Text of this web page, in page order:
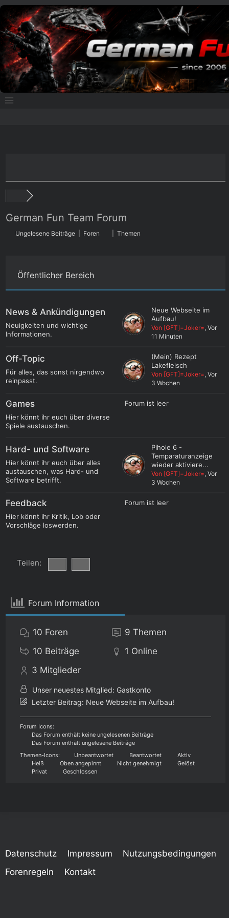
Zum
Inhalt
springen
German Fun Team Forum
Ungelesene Beiträge Foren Themen
Öffentlicher Bereich
News & Ankündigungen
Neuigkeiten und wichtige
Informationen.
Neue Webseite im
Aufbau!
Von [GFT]=Joker=, Vor
11 Minuten
Off-Topic
Für alles, das sonst nirgendwo
reinpasst.
(Mein) Rezept
Lakefleisch
Von [GFT]=Joker=, Vor
3 Wochen
Games
Hier könnt ihr euch über diverse
Spiele austauschen.
Forum ist leer
Hard- und Software
Hier könnt ihr euch über alles
austauschen, was Hard- und
Software betrifft.
Pihole 6 -
Temparaturanzeige
wieder aktiviere...
Von [GFT]=Joker=, Vor
3 Wochen
Feedback
Hier könnt ihr Kritik, Lob oder
Vorschläge loswerden.
Forum ist leer
Teilen:
Forum Information
10 Foren 9 Themen
10 Beiträge 1 Online
3 Mitglieder
Unser neuestes Mitglied: Gastkonto
Letzter Beitrag: Neue Webseite im Aufbau!
Forum Icons:
Das Forum enthält keine ungelesenen Beiträge
Das Forum enthält ungelesene Beiträge
Themen-Icons:
Unbeantwortet Beantwortet
Aktiv
Heiß
Oben angepinnt Nicht genehmigt
Gelöst
Privat
Geschlossen
Datenschutz Impressum
Nutzungsbedingungen
Forenregeln
Kontakt